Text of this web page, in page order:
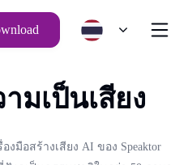
มเป็นเสียง
งมือสร้างเสียง AI ของ Speaktor